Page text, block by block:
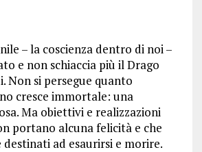
– la coscienza dentro di noi –
e non schiaccia più il Drago
Non si persegue quanto
cresce immortale: una
Ma obiettivi e realizzazioni
portano alcuna felicità e che
destinati ad esaurirsi e morire.